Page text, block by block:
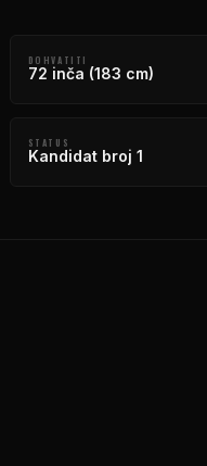
DOHVATITI
72 inča (183 cm)
STATUS
Kandidat broj 1